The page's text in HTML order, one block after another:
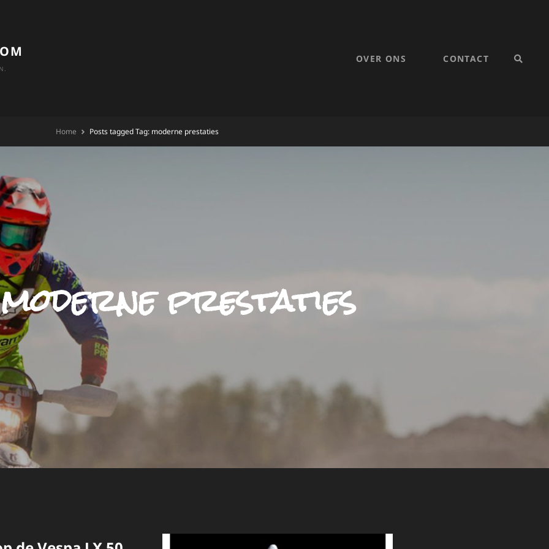
OVER ONS CONTACT
Home Posts taggedTag: moderne prestaties
moderne prestaties